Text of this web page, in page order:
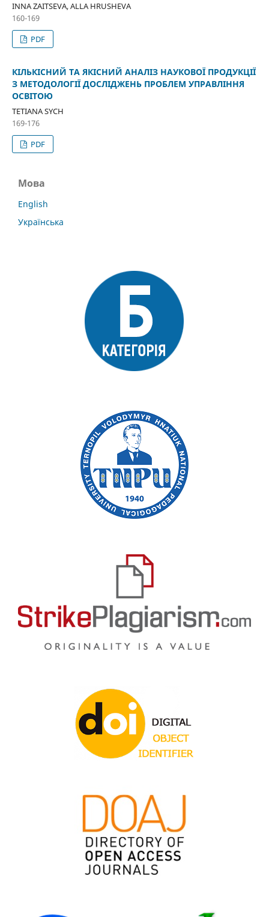
INNA ZAITSEVA, ALLA HRUSHEVA
160-169
PDF
КІЛЬКІСНИЙ ТА ЯКІСНИЙ АНАЛІЗ НАУКОВОЇ ПРОДУКЦІЇ
З МЕТОДОЛОГІЇ ДОСЛІДЖЕНЬ ПРОБЛЕМ УПРАВЛІННЯ
ОСВІТОЮ
TETIANA SYCH
169-176
PDF
Мова
English
Українська